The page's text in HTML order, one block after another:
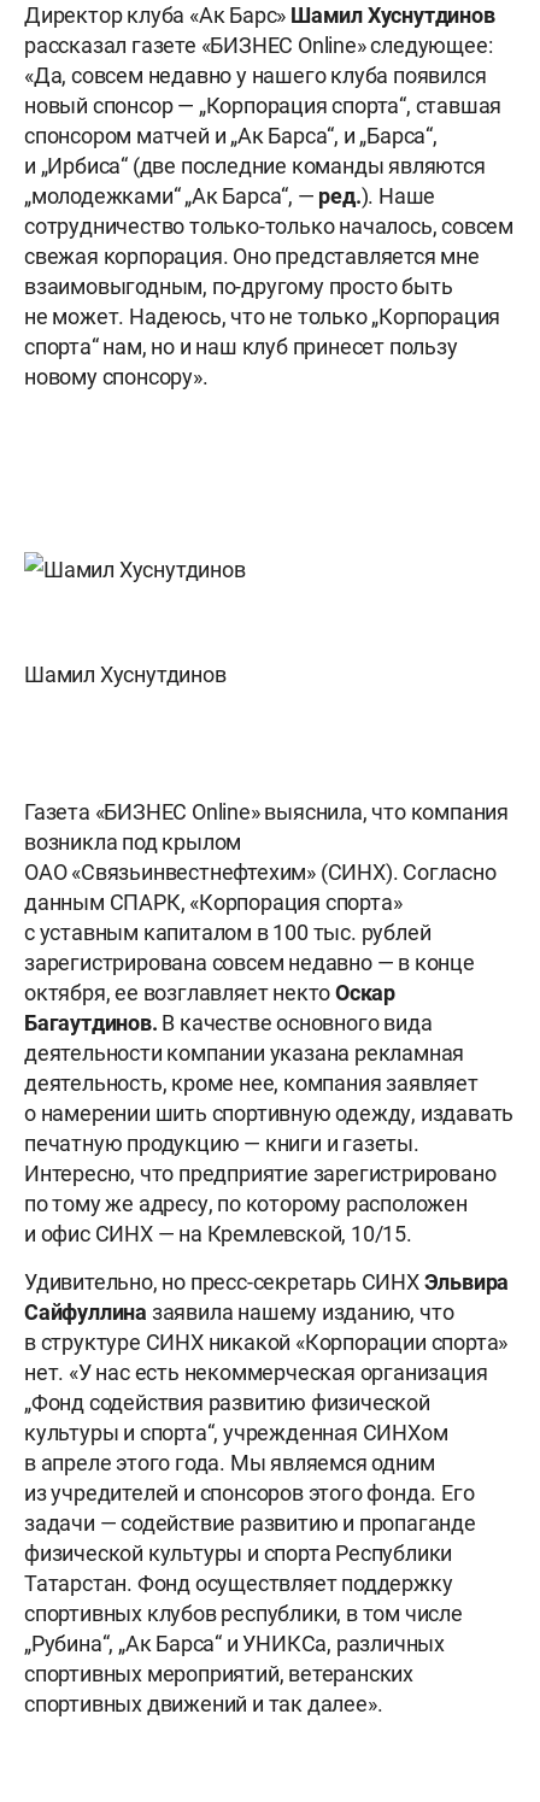
Директор клуба «Ак Барс» Шамил Хуснутдинов
рассказал газете «БИЗНЕС Online» следующее:
«Да, совсем недавно у нашего клуба появился
новый спонсор — „Корпорация спорта“, ставшая
спонсором матчей и „Ак Барса“, и „Барса“,
и „Ирбиса“ (две последние команды являются
„молодежками“ „Ак Барса“, — ред.). Наше
сотрудничество только-только началось, совсем
свежая корпорация. Оно представляется мне
взаимовыгодным, по-другому просто быть
не может. Надеюсь, что не только „Корпорация
спорта“ нам, но и наш клуб принесет пользу
новому спонсору».
Шамил Хуснутдинов
Газета «БИЗНЕС Online» выяснила, что компания
возникла под крылом
ОАО «Связьинвестнефтехим» (СИНХ). Согласно
данным СПАРК, «Корпорация спорта»
с уставным капиталом в 100 тыс. рублей
зарегистрирована совсем недавно — в конце
октября, ее возглавляет нектоОскар
Багаутдинов. В качестве основного вида
деятельности компании указана рекламная
деятельность, кроме нее, компания заявляет
о намерении шить спортивную одежду, издавать
печатную продукцию — книги и газеты.
Интересно, что предприятие зарегистрировано
по тому же адресу, по которому расположен
и офис СИНХ — на Кремлевской, 10/15.
Удивительно, но пресс-секретарь СИНХЭльвира
Сайфуллина заявила нашему изданию, что
в структуре СИНХ никакой «Корпорации спорта»
нет. «У нас есть некоммерческая организация
„Фонд содействия развитию физической
культуры и спорта“, учрежденная СИНХом
в апреле этого года. Мы являемся одним
из учредителей и спонсоров этого фонда. Его
задачи — содействие развитию и пропаганде
физической культуры и спорта Республики
Татарстан. Фонд осуществляет поддержку
спортивных клубов республики, в том числе
„Рубина“, „Ак Барса“ и УНИКСа, различных
спортивных мероприятий, ветеранских
спортивных движений и так далее».